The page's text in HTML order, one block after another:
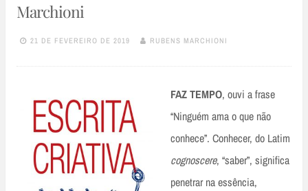
Marchioni
21 DE FEVEREIRO DE 2019 RUBENS MARCHIONI
FAZ TEMPO, ouvi a frase
“Ninguém ama o que não
conhece”. Conhecer, do Latim
cognoscere, “saber”, significa
penetrar na essência,